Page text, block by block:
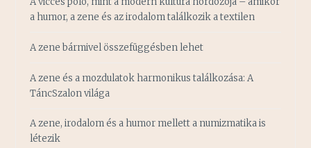
a humor, a zene és az irodalom találkozik a textilen
A zene bármivel összefüggésben lehet
A zene és a mozdulatok harmonikus találkozása: A
TáncSzalon világa
A zene, irodalom és a humor mellett a numizmatika is
létezik